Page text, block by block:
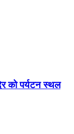
को पर्यटन स्थल